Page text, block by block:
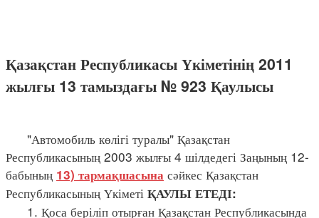
Қазақстан Республикасы Үкіметінің 2011
жылғы 13 тамыздағы № 923 Қаулысы
"Автомобиль көлігі туралы" Қазақстан
Республикасының 2003 жылғы 4 шілдедегі Заңының 12-
бабының 13) тармақшасына сәйкес Қазақстан
Республикасының Үкіметі ҚАУЛЫ ЕТЕДІ:
1. Қоса беріліп отырған Қазақстан Республикасында